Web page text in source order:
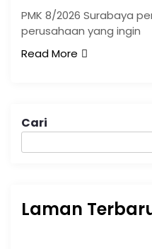
PMK 8/2026 Surabaya
perusahaan yang ingin
Read More
Cari
Laman